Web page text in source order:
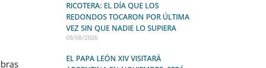
RICOTERA: EL DÍA QUE LOS
REDONDOS TOCARON POR ÚLTIMA
VEZ SIN QUE NADIE LO SUPIERA
05/08/2026
EL PAPA LEÓN XIV VISITARÁ